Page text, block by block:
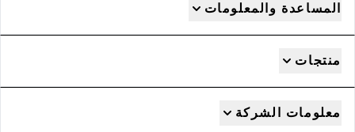
المساعدة والمعلومات
منتجات
معلومات الشركة